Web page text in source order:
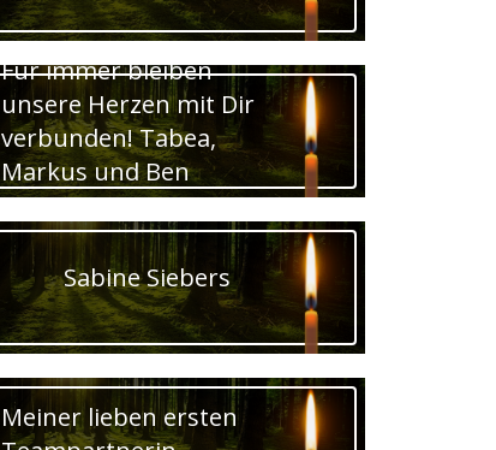
Für immer bleiben
unsere Herzen mit Dir
verbunden! Tabea,
Markus und Ben
Sabine Siebers
Meiner lieben ersten